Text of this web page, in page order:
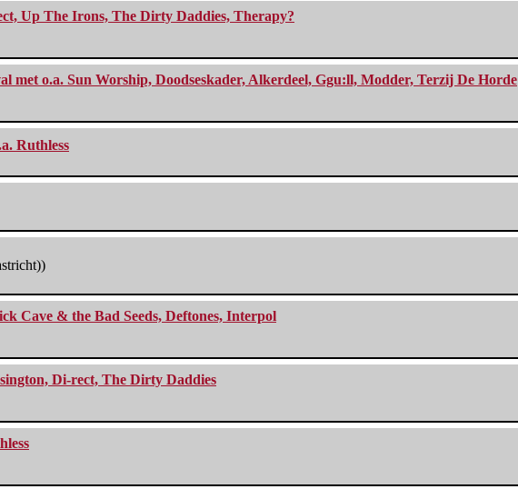
Up The Irons, The Dirty Daddies, Therapy?
o.a. Sun Worship, Doodseskader, Alkerdeel, Ggu:ll, Modder, Terzij De Horde
Ruthless
Cave & the Bad Seeds, Deftones, Interpol
Di-rect, The Dirty Daddies